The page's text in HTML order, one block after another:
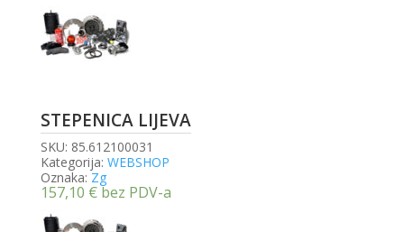
STEPENICA LIJEVA
SKU: 85.612100031
Kategorija: WEBSHOP
Oznaka: Zg
157,10 €bez PDV-a